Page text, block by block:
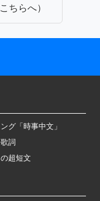
ちらへ）
グ「時事中文」
詞
超短文